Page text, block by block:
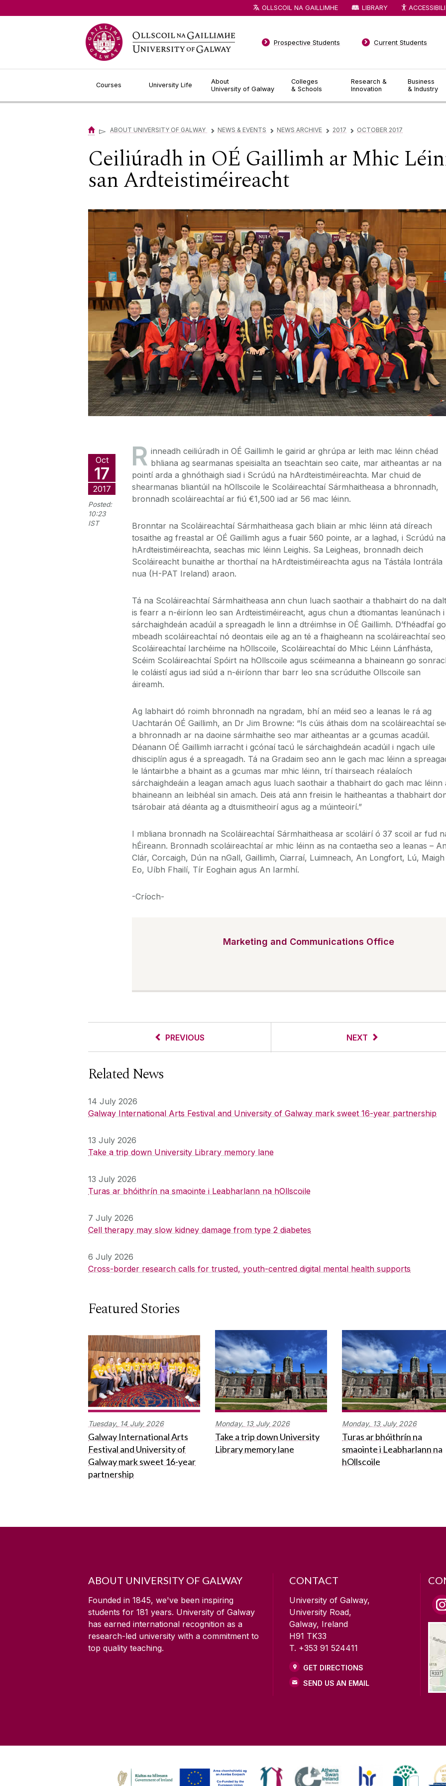
Courses University Life
About
University of Galway
Colleges
& Schools
Research &
Innovation
Business
& Industry
Prospective Students Current Students
OLLSCOIL NA GAILLIMHE LIBRARY
▻ ABOUT UNIVERSITY OF GALWAY ▻ NEWS & EVENTS ▻ NEWS ARCHIVE ▻ 2017 ▻ OCTOBER 2017
Ceiliúradh in OÉ Gaillimh ar Mhic
san Ardteistiméireacht
Oct
17
2017
Posted:
10:23
IST
R inneadh ceiliúradh in OÉ Gaillimh le gairid ar ghrúpa ar leith mac léinn chéad
bhliana ag searmanas speisialta an tseachtain seo caite, mar aitheantas ar na
pointí arda a ghnóthaigh siad i Scrúdú na hArdteistiméireachta. Mar chuid de
shearmanas bliantúil na hOllscoile le Scoláireachtaí Sármhaitheasa a bhronnadh,
bronnadh scoláireachtaí ar fiú €1,500 iad ar 56 mac léinn.
Bronntar na Scoláireachtaí Sármhaitheasa gach bliain ar mhic léinn atá díreach
tosaithe ag freastal ar OÉ Gaillimh agus a fuair 560 pointe, ar a laghad, i Scrúdú na
hArdteistiméireachta, seachas mic léinn Leighis. Sa Leigheas, bronnadh deich
Scoláireacht bunaithe ar thorthaí na hArdteistiméireachta agus na Tástála Iontrála
nua (H-PAT Ireland) araon.
Tá na Scoláireachtaí Sármhaitheasa ann chun luach saothair a thabhairt do na
is fearr a n-éiríonn leo san Ardteistiméireacht, agus chun a dtiomantas leanúnach i
sárchaighdeán acadúil a spreagadh le linn a dtréimhse in OÉ Gaillimh. D’fhéadfaí go
mbeadh scoláireachtaí nó deontais eile ag an té a fhaigheann na scoláireachtaí
Scoláireachtaí Iarchéime na hOllscoile, Scoláireachtaí do Mhic Léinn Lánfhásta,
Scéim Scoláireachtaí Spóirt na hOllscoile agus scéimeanna a bhaineann go
le coláistí agus iad siúd a n-éiríonn thar barr leo sna scrúduithe Ollscoile san
áireamh.
Ag labhairt dó roimh bhronnadh na ngradam, bhí an méid seo a leanas le rá ag
Uachtarán OÉ Gaillimh, an Dr Jim Browne: “Is cúis áthais dom na scoláireachtaí
a bhronnadh ar na daoine sármhaithe seo mar aitheantas ar a gcumas acadúil.
Déanann OÉ Gaillimh iarracht i gcónaí tacú le sárchaighdeán acadúil i ngach uile
dhisciplín agus é a spreagadh. Tá na Gradaim seo ann le gach mac léinn a
le lántairbhe a bhaint as a gcumas mar mhic léinn, trí thairseach réalaíoch
sárchaighdeáin a leagan amach agus luach saothair a thabhairt do gach mac léinn
bhaineann an leibhéal sin amach. Deis atá ann freisin le haitheantas a thabhairt
tsárobair atá déanta ag a dtuismitheoirí agus ag a múinteoirí.”
I mbliana bronnadh na Scoláireachtaí Sármhaitheasa ar scoláirí ó 37 scoil ar fud
hÉireann. Bronnadh scoláireachtaí ar mhic léinn as na contaetha seo a leanas – An
Clár, Corcaigh, Dún na nGall, Gaillimh, Ciarraí, Luimneach, An Longfort, Lú, Maigh
Eo, Uíbh Fhailí, Tír Eoghain agus An Iarmhí.
-Críoch-
Marketing and Communications Office
PREVIOUS NEXT
Related News
14 July 2026
Galway International Arts Festival and University of Galway mark sweet 16-year partnership
13 July 2026
Take a trip down University Library memory lane
13 July 2026
Turas ar bhóithrín na smaointe i Leabharlann na hOllscoile
7 July 2026
Cell therapy may slow kidney damage from type 2 diabetes
6 July 2026
Cross-border research calls for trusted, youth-centred digital mental health supports
Featured Stories
Tuesday, 14 July 2026
Galway International Arts
Festival and University of
Galway mark sweet 16-year
partnership
Monday, 13 July 2026
Take a trip down University
Library memory lane
Monday, 13 July 2026
Turas ar bhóithrín na
smaointe i Leabharlann na
hOllscoile
ABOUT UNIVERSITY OF GALWAY
Founded in 1845, we've been inspiring
students for 181 years. University of Galway
has earned international recognition as a
research-led university with a commitment to
top quality teaching.
CONTACT
University of Galway,
University Road,
Galway, Ireland
H91 TK33
T. +353 91 524411
GET DIRECTIONS
SEND US AN EMAIL